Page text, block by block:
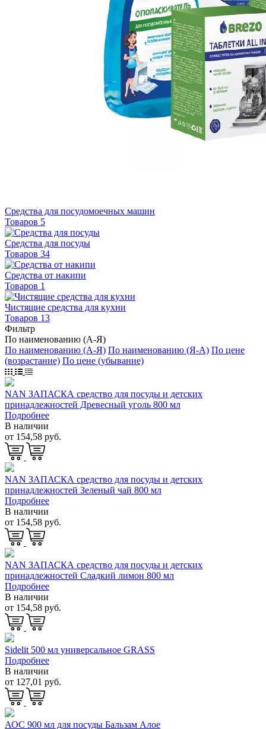
Средства для посудомоечных машин
Товаров 5
Средства для посуды
Товаров 34
Средства от накипи
Товаров 1
Чистящие средства для кухни
Товаров 13
Фильтр
По наименованию (А-Я)
По наименованию (А-Я) По наименованию (Я-А) По цене
(возрастание) По цене (убывание)
NAN ЗАПАСКА средство для посуды и детских
принадлежностей Древесный уголь 800 мл
Подробнее
В наличии
от 154,58 руб.
NAN ЗАПАСКА средство для посуды и детских
принадлежностей Зеленый чай 800 мл
Подробнее
В наличии
от 154,58 руб.
NAN ЗАПАСКА средство для посуды и детских
принадлежностей Сладкий лимон 800 мл
Подробнее
В наличии
от 154,58 руб.
Sidelit 500 мл универсальное GRASS
Подробнее
В наличии
от 127,01 руб.
АОС 900 мл для посуды Бальзам Алое